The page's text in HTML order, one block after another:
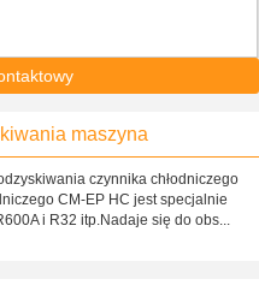
maszyna
czynnika chłodniczego
CM-EP HC jest specjalnie
i R32 itp.Nadaje się do obs...